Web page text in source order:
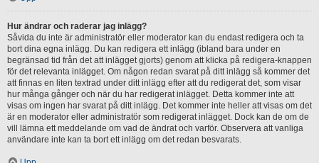
Hur ändrar och raderar jag inlägg?
Såvida du inte är administratör eller moderator kan du endast redigera och ta
bort dina egna inlägg. Du kan redigera ett inlägg (ibland bara under en
begränsad tid från det att inlägget gjorts) genom att klicka på redigera-knappen
för det relevanta inlägget. Om någon redan svarat på ditt inlägg så kommer det
att finnas en liten textrad under ditt inlägg efter att du redigerat det, som visar
hur många gånger och när du har redigerat inlägget. Detta kommer inte att
visas om ingen har svarat på ditt inlägg. Det kommer inte heller att visas om det
är en moderator eller administratör som redigerat inlägget. Dock kan de om de
vill lämna ett meddelande om vad de ändrat och varför. Observera att vanliga
användare inte kan ta bort ett inlägg om det redan besvarats.